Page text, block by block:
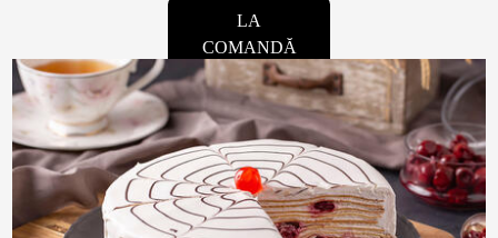
Accesorii/Party
Toppere
Lumânări
LA
COMANDĂ